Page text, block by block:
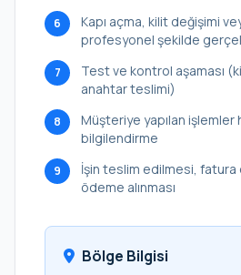
6
Kapı açma, kilit değişimi
profesyonel şekilde
7
Test ve kontrol aşaması
anahtar teslimi)
8
Müşteriye yapılan işlemler
bilgilendirme
9
İşin teslim edilmesi,
ödeme alınması
Bölge Bilgisi